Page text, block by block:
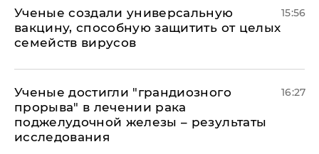
Ученые создали универсальную
вакцину, способную защитить от целых
семейств вирусов
15:56
Ученые достигли "грандиозного
прорыва" в лечении рака
поджелудочной железы – результаты
исследования
16:27